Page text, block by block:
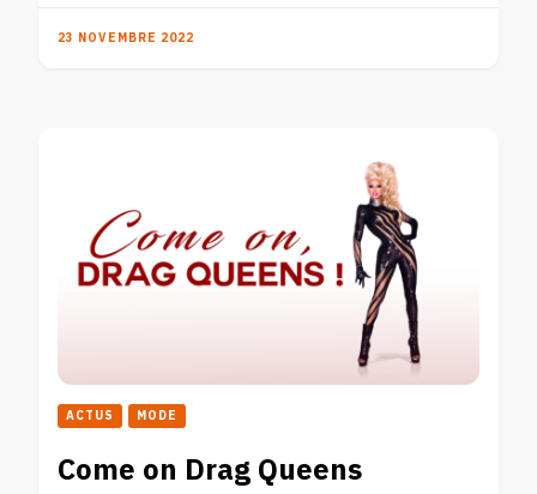
23 NOVEMBRE 2022
ACTUS MODE
Come on Drag Queens